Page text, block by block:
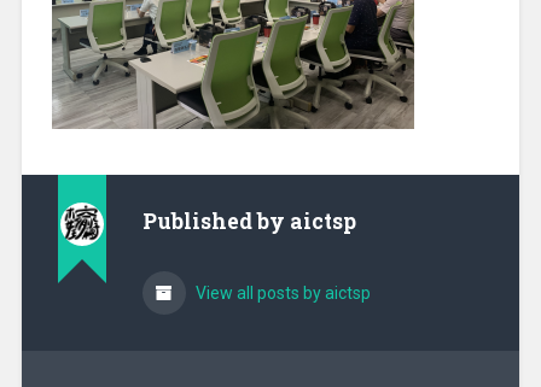
Published by aictsp
View all posts by aictsp